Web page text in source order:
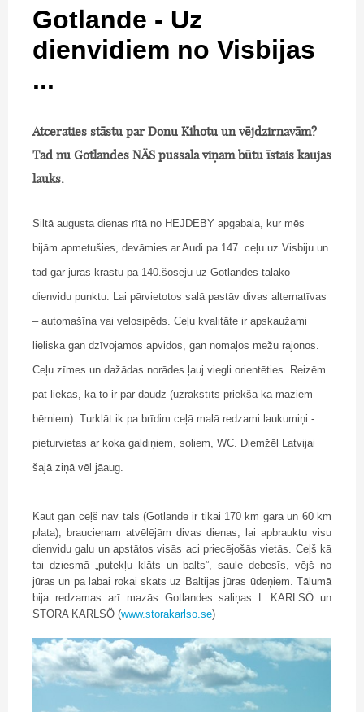
Gotlande - Uz
dienvidiem no Visbijas
...
Atceraties stāstu par Donu Kihotu un vējdzirnavām?
Tad nu Gotlandes NÄS pussala viņam būtu īstais kaujas
lauks.
Siltā augusta dienas rītā no HEJDEBY apgabala, kur mēs
bijām apmetušies, devāmies ar Audi pa 147. ceļu uz Visbiju un
tad gar jūras krastu pa 140.šoseju uz Gotlandes tālāko
dienvidu punktu. Lai pārvietotos salā pastāv divas alternatīvas
– automašīna vai velosipēds. Ceļu kvalitāte ir apskaužami
lieliska gan dzīvojamos apvidos, gan nomaļos mežu rajonos.
Ceļu zīmes un dažādas norādes ļauj viegli orientēties. Reizēm
pat liekas, ka to ir par daudz (uzrakstīts priekšā kā maziem
bērniem). Turklāt ik pa brīdim ceļā malā redzami laukumiņi -
pieturvietas ar koka galdiņiem, soliem, WC. Diemžēl Latvijai
šajā ziņā vēl jāaug.
Kaut gan ceļš nav tāls (Gotlande ir tikai 170 km gara un 60 km
plata), braucienam atvēlējām divas dienas, lai apbrauktu visu
dienvidu galu un apstātos visās aci priecējošās vietās. Ceļš kā
tai dziesmā „putekļu klāts un balts”, saule debesīs, vējš no
jūras un pa labai rokai skats uz Baltijas jūras ūdeņiem. Tālumā
bija redzamas arī mazās Gotlandes saliņas L KARLSÖ un
STORA KARLSÖ (www.storakarlso.se)